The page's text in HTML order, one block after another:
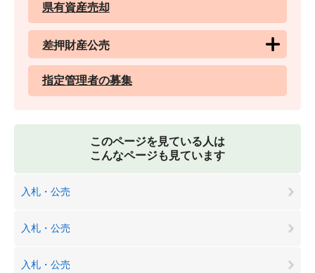
県有資産売却
差押財産公売
指定管理者の募集
このページを見ている人は
こんなページも見ています
入札・公売
入札・公売
入札・公売